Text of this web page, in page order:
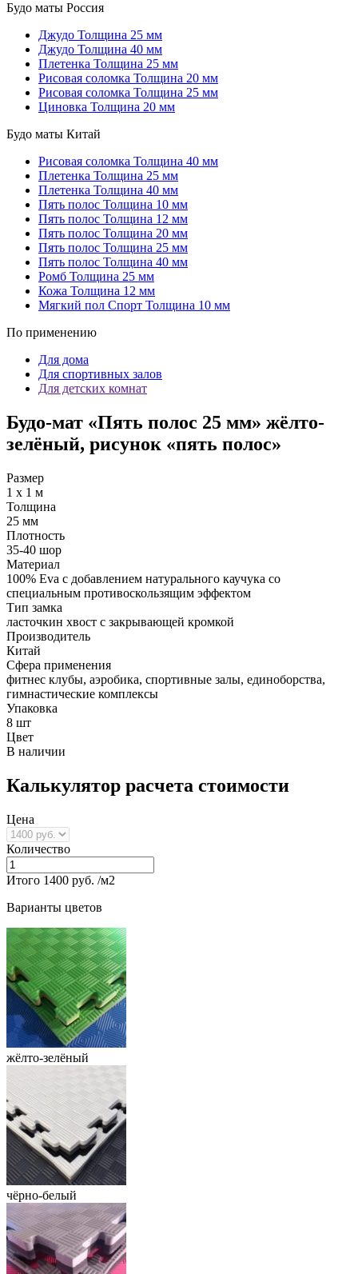
Будо маты Россия
Джудо Толщина 25 мм
Джудо Толщина 40 мм
Плетенка Толщина 25 мм
Рисовая соломка Толщина 20 мм
Рисовая соломка Толщина 25 мм
Циновка Толщина 20 мм
Будо маты Китай
Рисовая соломка Толщина 40 мм
Плетенка Толщина 25 мм
Плетенка Толщина 40 мм
Пять полос Толщина 10 мм
Пять полос Толщина 12 мм
Пять полос Толщина 20 мм
Пять полос Толщина 25 мм
Пять полос Толщина 40 мм
Ромб Толщина 25 мм
Кожа Толщина 12 мм
Мягкий пол Спорт Толщина 10 мм
По применению
Для дома
Для спортивных залов
Для детских комнат
Будо-мат «Пять полос 25 мм» жёлто-
зелёный, рисунок «пять полос»
Размер
1 х 1 м
Толщина
25 мм
Плотность
35-40 шор
Материал
100% Eva с добавлением натурального каучука со
специальным противоскользящим эффектом
Тип замка
ласточкин хвост с закрывающей кромкой
Производитель
Китай
Сфера применения
фитнес клубы, аэробика, спортивные залы, единоборства,
гимнастические комплексы
Упаковка
8 шт
Цвет
В наличии
Калькулятор расчета стоимости
Цена
Количество
Итого 1400 руб. /м2
Варианты цветов
жёлто-зелёный
чёрно-белый